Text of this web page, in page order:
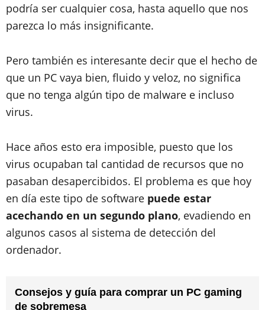
podría ser cualquier cosa, hasta aquello que nos
parezca lo más insignificante.
Pero también es interesante decir que el hecho de
que un PC vaya bien, fluido y veloz, no significa
que no tenga algún tipo de malware e incluso
virus.
Hace años esto era imposible, puesto que los
virus ocupaban tal cantidad de recursos que no
pasaban desapercibidos. El problema es que hoy
en día este tipo de software puede estar
acechando en un segundo plano, evadiendo en
algunos casos al sistema de detección del
ordenador.
Consejos y guía para comprar un PC gaming
de sobremesa